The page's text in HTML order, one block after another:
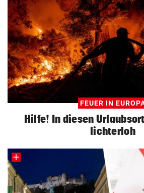
FEUER IN
Hilfe! In diesen
lichterloh